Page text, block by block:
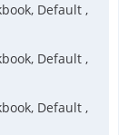
Default ,
Default ,
Default ,